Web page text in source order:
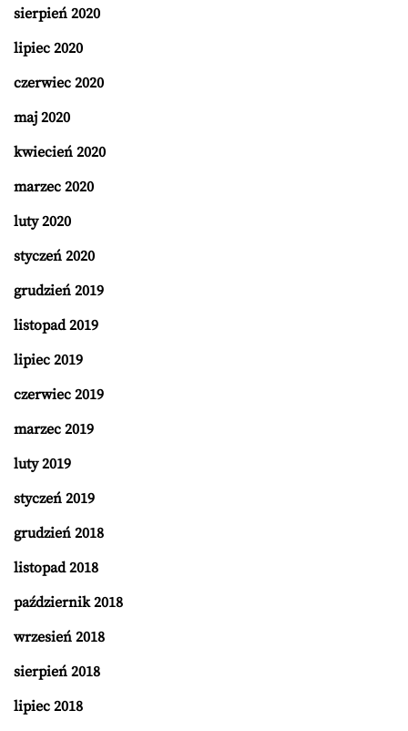
sierpień 2020
lipiec 2020
czerwiec 2020
maj 2020
kwiecień 2020
marzec 2020
luty 2020
styczeń 2020
grudzień 2019
listopad 2019
lipiec 2019
czerwiec 2019
marzec 2019
luty 2019
styczeń 2019
grudzień 2018
listopad 2018
październik 2018
wrzesień 2018
sierpień 2018
lipiec 2018